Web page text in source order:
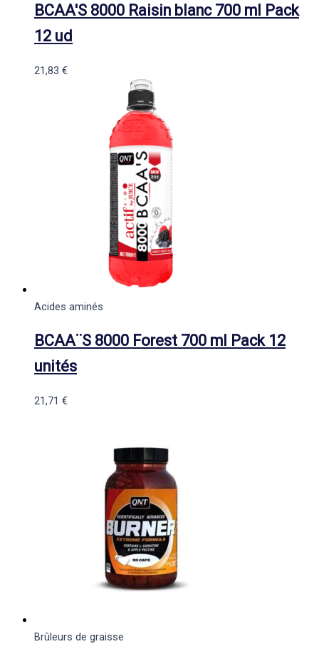
BCAA'S 8000 Raisin blanc 700 ml Pack
12 ud
21,83 €
Acides aminés
BCAA¨S 8000 Forest 700 ml Pack 12
unités
21,71 €
Brûleurs de graisse